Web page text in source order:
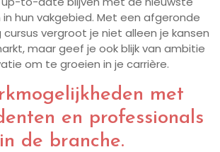
in hun vakgebied. Met een afgeronde
vergroot je niet alleen je kansen
maar geef je ook blijk van ambitie
om te groeien in je carrière.
met
en professionals
in de branche.